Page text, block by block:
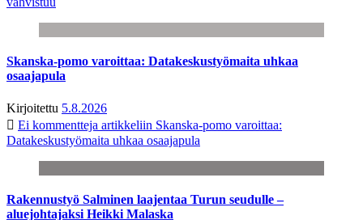
Skanska-pomo varoittaa: Datakeskustyömaita uhkaa
osaajapula
Kirjoitettu 5.8.2026
Ei kommentteja artikkeliin Skanska-pomo varoittaa:
Datakeskustyömaita uhkaa osaajapula
Rakennustyö Salminen laajentaa Turun seudulle –
aluejohtajaksi Heikki Malaska